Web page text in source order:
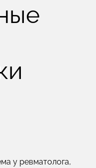
у ревматолога,